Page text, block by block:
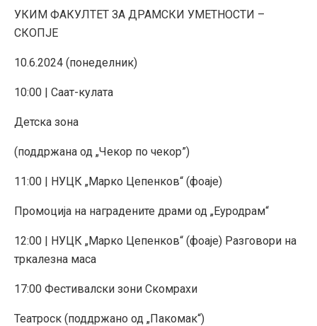
УКИМ ФАКУЛТЕТ ЗА ДРАМСКИ УМЕТНОСТИ –
СКОПЈЕ
10.6.2024 (понеделник)
10:00 | Саат-кулата
Детска зона
(поддржана од „Чекор по чекор”)
11:00 | НУЦК „Марко Цепенков“ (фоаје)
Промоција на наградените драми од „Еуродрам“
12:00 | НУЦК „Марко Цепенков“ (фоаје) Разговори на
тркалезна маса
17:00 Фестивалски зони Скомрахи
Театроск (поддржано од „Пакомак“)